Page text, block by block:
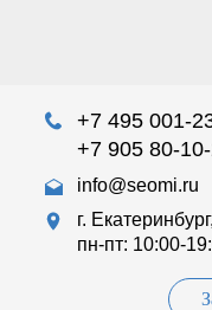
+7 495 001-
+7 905 80-
info@seomi.ru
г.
пн-пт: 10:00-